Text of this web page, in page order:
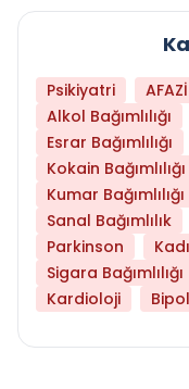
Psikiyatri AFAZİ
Alkol Bağımlılığı
Esrar Bağımlılığı
Kokain Bağımlılığı
Kumar Bağımlılığı
Sanal Bağımlılık
Parkinson
Sigara Bağımlılığı
Kardioloji